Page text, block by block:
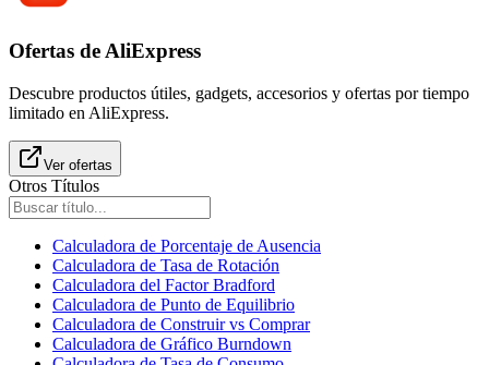
Ofertas de AliExpress
Descubre productos útiles, gadgets, accesorios y ofertas por tiempo
limitado en AliExpress.
Ver ofertas
Otros Títulos
Calculadora de Porcentaje de Ausencia
Calculadora de Tasa de Rotación
Calculadora del Factor Bradford
Calculadora de Punto de Equilibrio
Calculadora de Construir vs Comprar
Calculadora de Gráfico Burndown